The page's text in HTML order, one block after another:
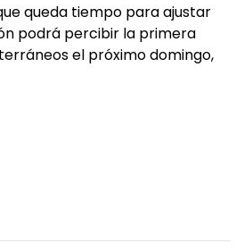
queda tiempo para ajustar
podrá percibir la primera
el próximo domingo,